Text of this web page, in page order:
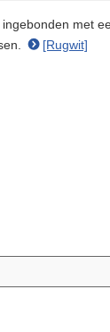
met
[Rugwit]